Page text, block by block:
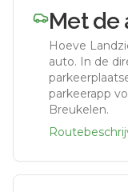
Met de
Hoeve
auto. In de
parkeerapp
Breukelen.